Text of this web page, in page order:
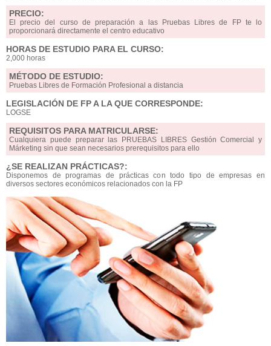
PRECIO:
El precio del curso de preparación a las Pruebas Libres de FP te lo
proporcionará directamente el centro educativo
HORAS DE ESTUDIO PARA EL CURSO:
2,000 horas
MÉTODO DE ESTUDIO:
Pruebas Libres de Formación Profesional a distancia
LEGISLACIÓN DE FP A LA QUE CORRESPONDE:
LOGSE
REQUISITOS PARA MATRICULARSE:
Cualquiera puede preparar las PRUEBAS LIBRES Gestión Comercial y
Márketing sin que sean necesarios prerequisitos para ello
¿SE REALIZAN PRÁCTICAS?:
Disponemos de programas de prácticas con todo tipo de empresas en
diversos sectores económicos relacionados con la FP